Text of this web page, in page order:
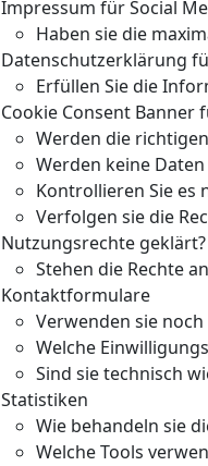
Impressum für Social
Haben sie die
Datenschutzerklärung
Erfüllen Sie die
Cookie Consent Banner
Werden die
Werden keine
Kontrollieren Sie es
Verfolgen sie die
Nutzungsrechte geklärt?
Stehen die Rechte
Kontaktformulare
Verwenden sie
Welche
Sind sie technisch
Statistiken
Wie behandeln sie
Welche Tools